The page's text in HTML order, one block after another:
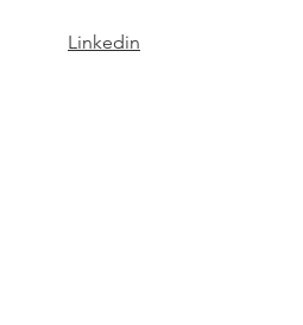
Linkedin